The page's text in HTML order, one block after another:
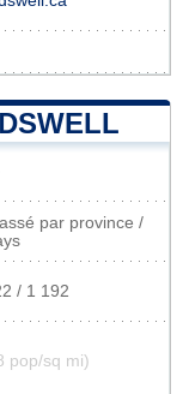
par province /
/ 1 192
pop/sq mi)